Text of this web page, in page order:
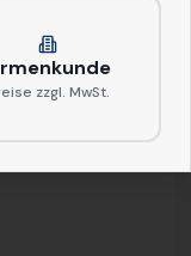
zzgl. MwSt.